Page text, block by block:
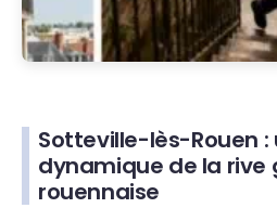
Sotteville-lès-Rouen :
dynamique de la rive
rouennaise